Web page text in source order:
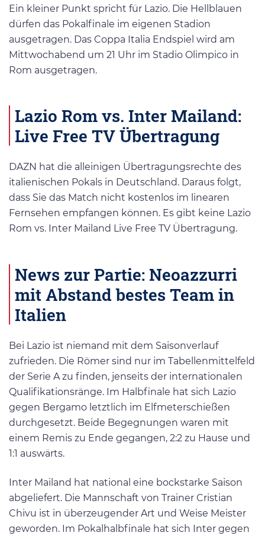
Ein kleiner Punkt spricht für Lazio. Die Hellblauen
dürfen das Pokalfinale im eigenen Stadion
ausgetragen. Das Coppa Italia Endspiel wird am
Mittwochabend um 21 Uhr im Stadio Olimpico in
Rom ausgetragen.
Lazio Rom vs. Inter Mailand:
Live Free TV Übertragung
DAZN hat die alleinigen Übertragungsrechte des
italienischen Pokals in Deutschland. Daraus folgt,
dass Sie das Match nicht kostenlos im linearen
Fernsehen empfangen können. Es gibt keine Lazio
Rom vs. Inter Mailand Live Free TV Übertragung.
News zur Partie: Neoazzurri
mit Abstand bestes Team in
Italien
Bei Lazio ist niemand mit dem Saisonverlauf
zufrieden. Die Römer sind nur im Tabellenmittelfeld
der Serie A zu finden, jenseits der internationalen
Qualifikationsränge. Im Halbfinale hat sich Lazio
gegen Bergamo letztlich im Elfmeterschießen
durchgesetzt. Beide Begegnungen waren mit
einem Remis zu Ende gegangen, 2:2 zu Hause und
1:1 auswärts.
Inter Mailand hat national eine bockstarke Saison
abgeliefert. Die Mannschaft von Trainer Cristian
Chivu ist in überzeugender Art und Weise Meister
geworden. Im Pokalhalbfinale hat sich Inter gegen